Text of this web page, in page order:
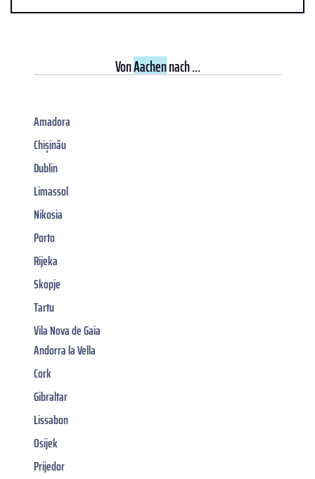
VonAachennach ...
Amadora
Chișinău
Dublin
Limassol
Nikosia
Porto
Rijeka
Skopje
Tartu
Vila Nova de Gaia
Andorra la Vella
Cork
Gibraltar
Lissabon
Osijek
Prijedor